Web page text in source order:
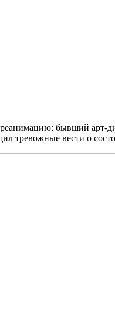
бывший арт-
тревожные вести о